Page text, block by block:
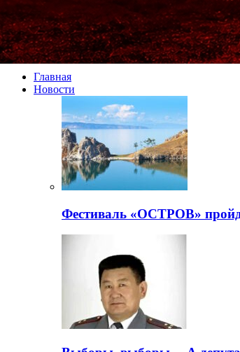
Главная
Новости
Фестиваль «ОСТРОВ»